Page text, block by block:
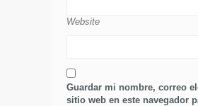
Website
Guardar mi nombre, correo
sitio web en este navegador